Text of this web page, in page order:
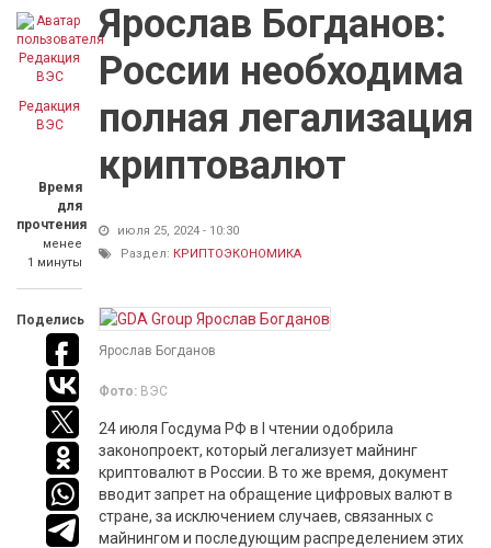
Редакция
ВЭС
Время
для
прочтения
менее
1 минуты
Поделись
Ярослав Богданов:
России необходима
полная легализация
криптовалют
июля 25, 2024 - 10:30
Раздел: КРИПТОЭКОНОМИКА
Ярослав Богданов
Фото: ВЭС
24 июля Госдума РФ в I чтении одобрила
законопроект, который легализует майнинг
криптовалют в России. В то же время, документ
вводит запрет на обращение цифровых валют в
стране, за исключением случаев, связанных с
майнингом и последующим распределением этих